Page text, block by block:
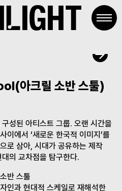
아크릴 소반 스툴)
구성된 아티스트 그룹. 오랜 시간을
이에서 ‘새로운 한국적 이미지’를
로 삼아, 시대가 공유하는 제작
대의 교차점을 탐구한다.
반 스툴
인과 현대적 스케일로 재해석한